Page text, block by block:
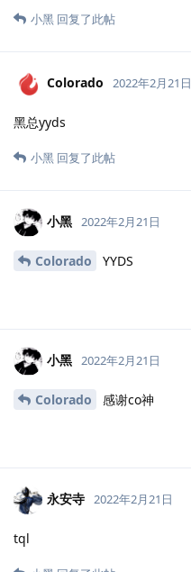
小黑 回复了此帖
Colorado 2022年2月21日
黑总yyds
小黑 回复了此帖
小黑 2022年2月21日
Colorado YYDS
小黑 2022年2月21日
Colorado 感谢co神
永安寺 2022年2月21日
tql